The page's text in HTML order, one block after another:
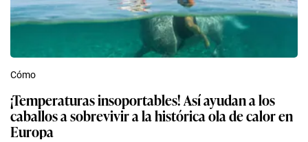
Cómo
¡Temperaturas insoportables! Así ayudan a los
caballos a sobrevivir a la histórica ola de calor en
Europa